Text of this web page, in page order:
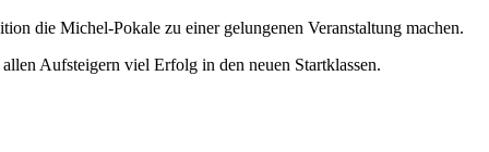
die Michel-Pokale zu einer gelungenen Veranstaltung machen.
Aufsteigern viel Erfolg in den neuen Startklassen.